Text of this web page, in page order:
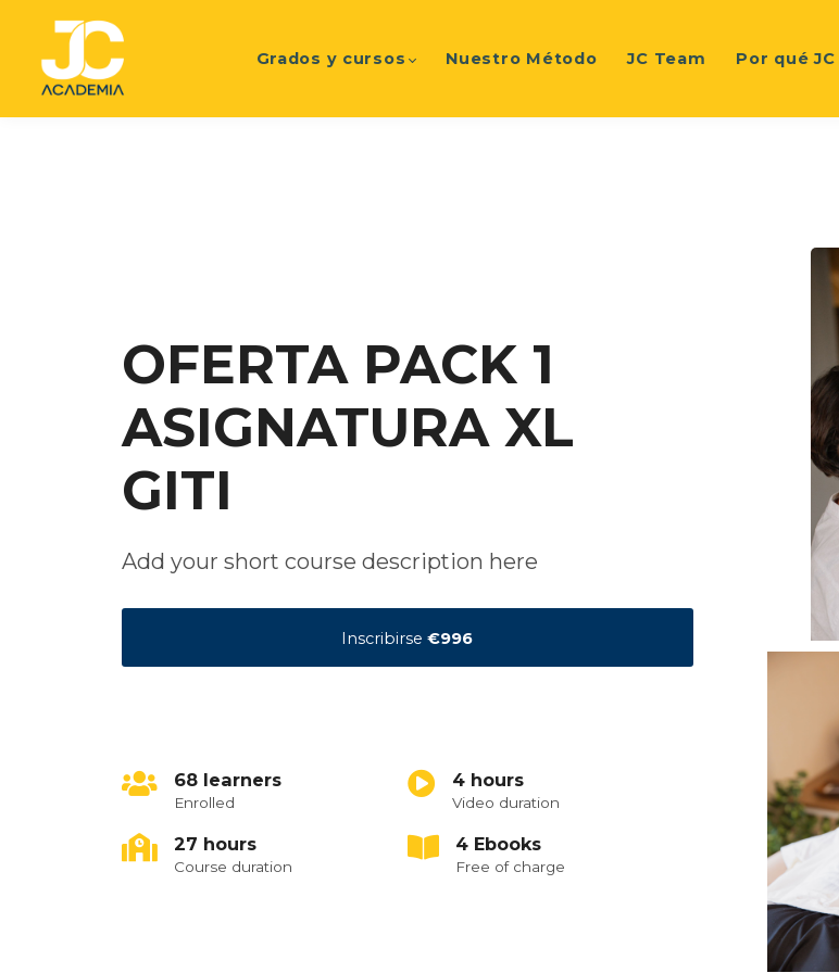
Grados y cursos Nuestro Método JC Team Por qué JC
OFERTA PACK 1
ASIGNATURA XL
GITI
Add your short course description here
Inscribirse €996
68 learners
Enrolled
4 hours
Video duration
27 hours
Course duration
4 Ebooks
Free of charge